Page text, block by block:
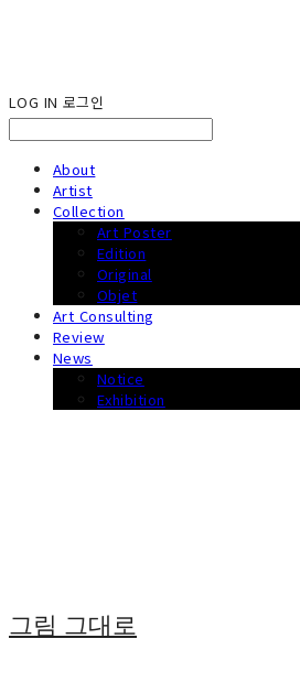
LOG IN 로그인
About
Artist
Collection
Art Poster
Edition
Original
Objet
Art Consulting
Review
News
Notice
Exhibition
그림 그대로